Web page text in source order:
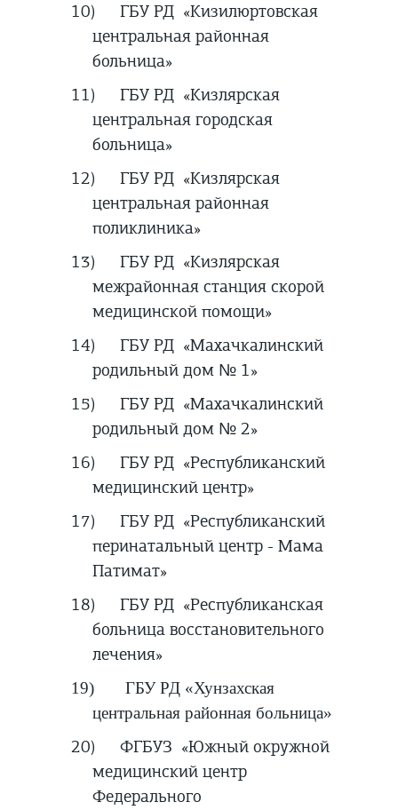
10)
ГБУ РД «Кизилюртовская
центральная районная
больница»
11)
ГБУ РД «Кизлярская
центральная городская
больница»
12)
ГБУ РД «Кизлярская
центральная районная
поликлиника»
13)
ГБУ РД «Кизлярская
межрайонная станция скорой
медицинской помощи»
14)
ГБУ РД «Махачкалинский
родильный дом № 1»
15)
ГБУ РД «Махачкалинский
родильный дом № 2»
16)
ГБУ РД «Республиканский
медицинский центр»
17)
ГБУ РД «Республиканский
перинатальный центр - Мама
Патимат»
18)
ГБУ РД «Республиканская
больница восстановительного
лечения»
19) ГБУ РД «Хунзахская
центральная районная больница»
20)
ФГБУЗ «Южный окружной
медицинский центр
Федерального